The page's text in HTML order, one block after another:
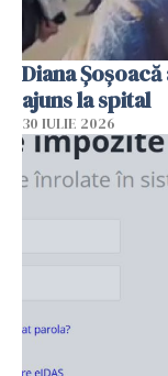
Diana
ajuns la spital
30 IULIE 2026